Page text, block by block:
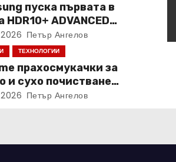
пуска първата в
HDR10+ ADVANCED
услуга в Prime Video
Петър Ангелов
ТЕХНОЛОГИИ
прахосмукачки за
и сухо почистване
2 000 патентни
Петър Ангелов